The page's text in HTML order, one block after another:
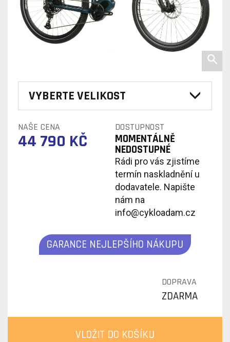
VYBERTE VELIKOST
NAŠE CENA DOSTUPNOST
44 790 KČ MOMENTÁLNĚ
NEDOSTUPNÉ
Rádi pro vás zjistíme
termín naskladnění u
dodavatele. Napište
nám na
info@cykloadam.cz
GARANCE NEJLEPŠÍHO NÁKUPU
DOPRAVA
ZDARMA
VLOŽIT DO KOŠÍKU